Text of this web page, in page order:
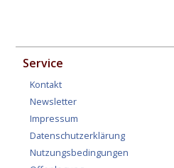
Service
Kontakt
Newsletter
Impressum
Datenschutzerklärung
Nutzungsbedingungen